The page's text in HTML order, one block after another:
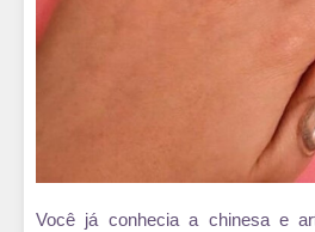
Você já conhecia a chinesa e